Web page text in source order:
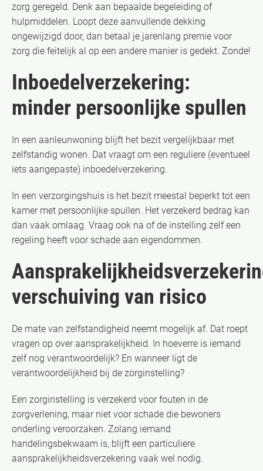
zorg geregeld. Denk aan bepaalde begeleiding of
hulpmiddelen. Loopt deze aanvullende dekking
ongewijzigd door, dan betaal je jarenlang premie voor
zorg die feitelijk al op een andere manier is gedekt. Zonde!
Inboedelverzekering:
minder persoonlijke spullen
In een aanleunwoning blijft het bezit vergelijkbaar met
zelfstandig wonen. Dat vraagt om een reguliere (eventueel
iets aangepaste) inboedelverzekering.
In een verzorgingshuis is het bezit meestal beperkt tot een
kamer met persoonlijke spullen. Het verzekerd bedrag kan
dan vaak omlaag. Vraag ook na of de instelling zelf een
regeling heeft voor schade aan eigendommen.
verschuiving van risico
De mate van zelfstandigheid neemt mogelijk af. Dat roept
vragen op over aansprakelijkheid. In hoeverre is iemand
zelf nog verantwoordelijk? En wanneer ligt de
verantwoordelijkheid bij de zorginstelling?
Een zorginstelling is verzekerd voor fouten in de
zorgverlening, maar niet voor schade die bewoners
onderling veroorzaken. Zolang iemand
handelingsbekwaam is, blijft een particuliere
aansprakelijkheidsverzekering vaak wel nodig.